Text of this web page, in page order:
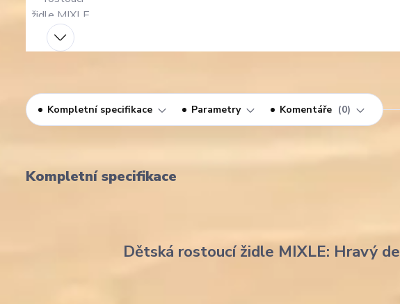
Kompletní specifikace Parametry Komentáře 0
Kompletní specifikace
Dětská rostoucí židle MIXLE: Hravý